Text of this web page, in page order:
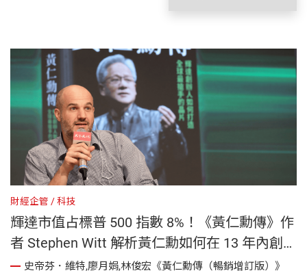
財經企管 科技
輝達市值占標普 500 指數 8%！《黃仁勳傳》作
者 Stephen Witt 解析黃仁勳如何在 13 年內創造
AI 帝國？
史帝芬．維特,廖月娟,林俊宏《黃仁勳傳（暢銷增訂版）》